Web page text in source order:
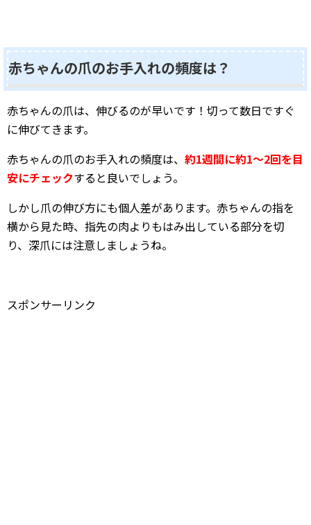
赤ちゃんの爪のお手入れの頻度は？
赤ちゃんの爪は、伸びるのが早いです！切って数日ですぐ
に伸びてきます。
赤ちゃんの爪のお手入れの頻度は、 約1週間に約1～2回を目
安にチェックすると良いでしょう。
しかし爪の伸び方にも個人差があります。赤ちゃんの指を
横から見た時、指先の肉よりもはみ出している部分を切
り、深爪には注意しましょうね。
スポンサーリンク